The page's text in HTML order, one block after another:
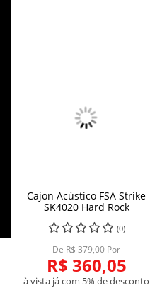
Cajon Acústico FSA Strike
SK4020 Hard Rock
(0)
De R$ 379,00 Por
R$ 360,05
à vista já com 5% de desconto